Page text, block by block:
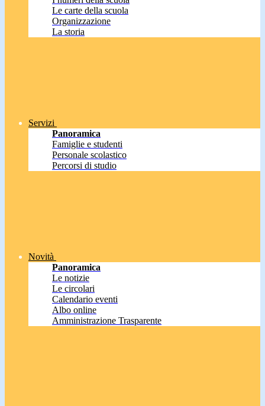
Le carte della scuola
Organizzazione
La storia
Servizi
Panoramica
Famiglie e studenti
Personale scolastico
Percorsi di studio
Novità
Panoramica
Le notizie
Le circolari
Calendario eventi
Albo online
Amministrazione Trasparente